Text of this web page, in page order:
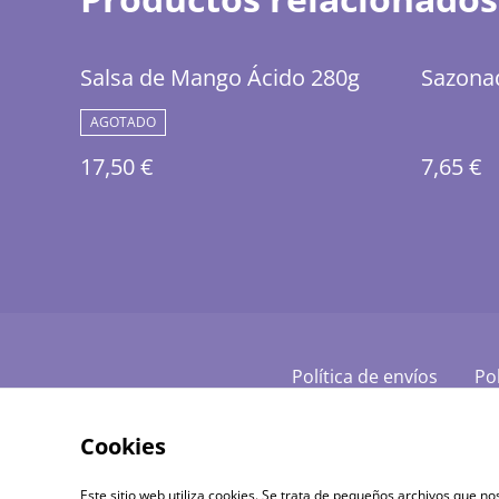
Salsa de Mango Ácido 280g
AGOTADO
17,50 € 7,65 €
Política de envíos
Cookies
Este sitio web utiliza cookies. Se trata de pequeños archivos que